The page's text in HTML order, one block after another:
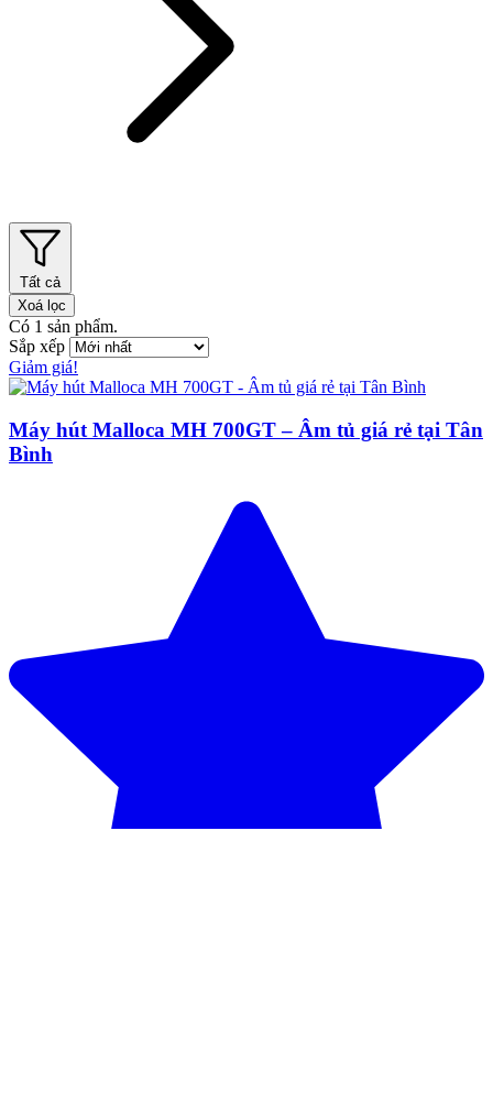
Tất cả
Xoá lọc
Có 1 sản phẩm.
Sắp xếp
Giảm giá!
Máy hút Malloca MH 700GT – Âm tủ giá rẻ tại Tân
Bình